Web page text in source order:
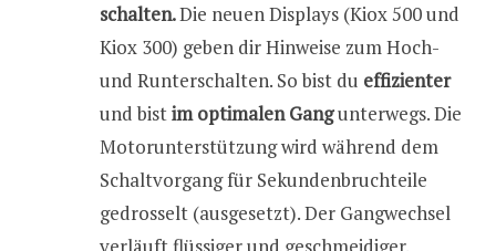
schalten.Die neuen Displays (Kiox 500 und
Kiox 300) geben dir Hinweise zum Hoch-
und Runterschalten. So bist du effizienter
und bistim optimalen Gangunterwegs. Die
Motor­unter­stützung wird während dem
Schaltvorgang für Sekundenbruchteile
gedrosselt (ausgesetzt). Der Gangwechsel